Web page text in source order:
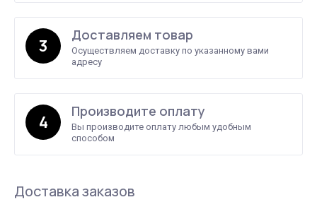
3
Доставляем товар
Осуществляем доставку по указанному вами
адресу
4
Производите оплату
Вы производите оплату любым удобным
способом
Доставка заказов